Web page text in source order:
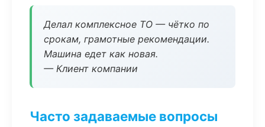
Делал комплексное ТО — чётко по
срокам, грамотные рекомендации.
Машина едет как новая.
— Клиент компании
Часто задаваемые вопросы